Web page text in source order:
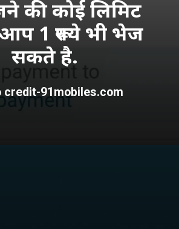
की कोई लिमिट
1 रूपये भी भेज
सकते है.
credit-91mobiles.com